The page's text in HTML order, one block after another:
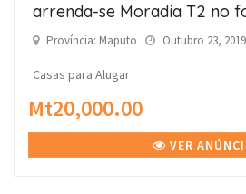
arrenda-se Moradia T2 no
Província: Maputo Outubro 23, 2019
Casas para Alugar
Mt20,000.00
VER